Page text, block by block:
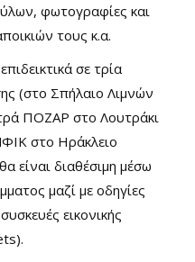
φωτογραφίες και
τους κ.α.
σε τρία
(στο Σπήλαιο Λιμνών
ΠΟΖΑΡ στο Λουτράκι
στο Ηράκλειο
είναι διαθέσιμη μέσω
μαζί με οδηγίες
εικονικής